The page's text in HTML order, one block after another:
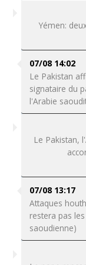
Yémen:
07/08 14:02
Le Pakistan
signataire du
l'Arabie
Le Pakistan,
07/08 13:17
Attaques
restera pas
saoudienne)